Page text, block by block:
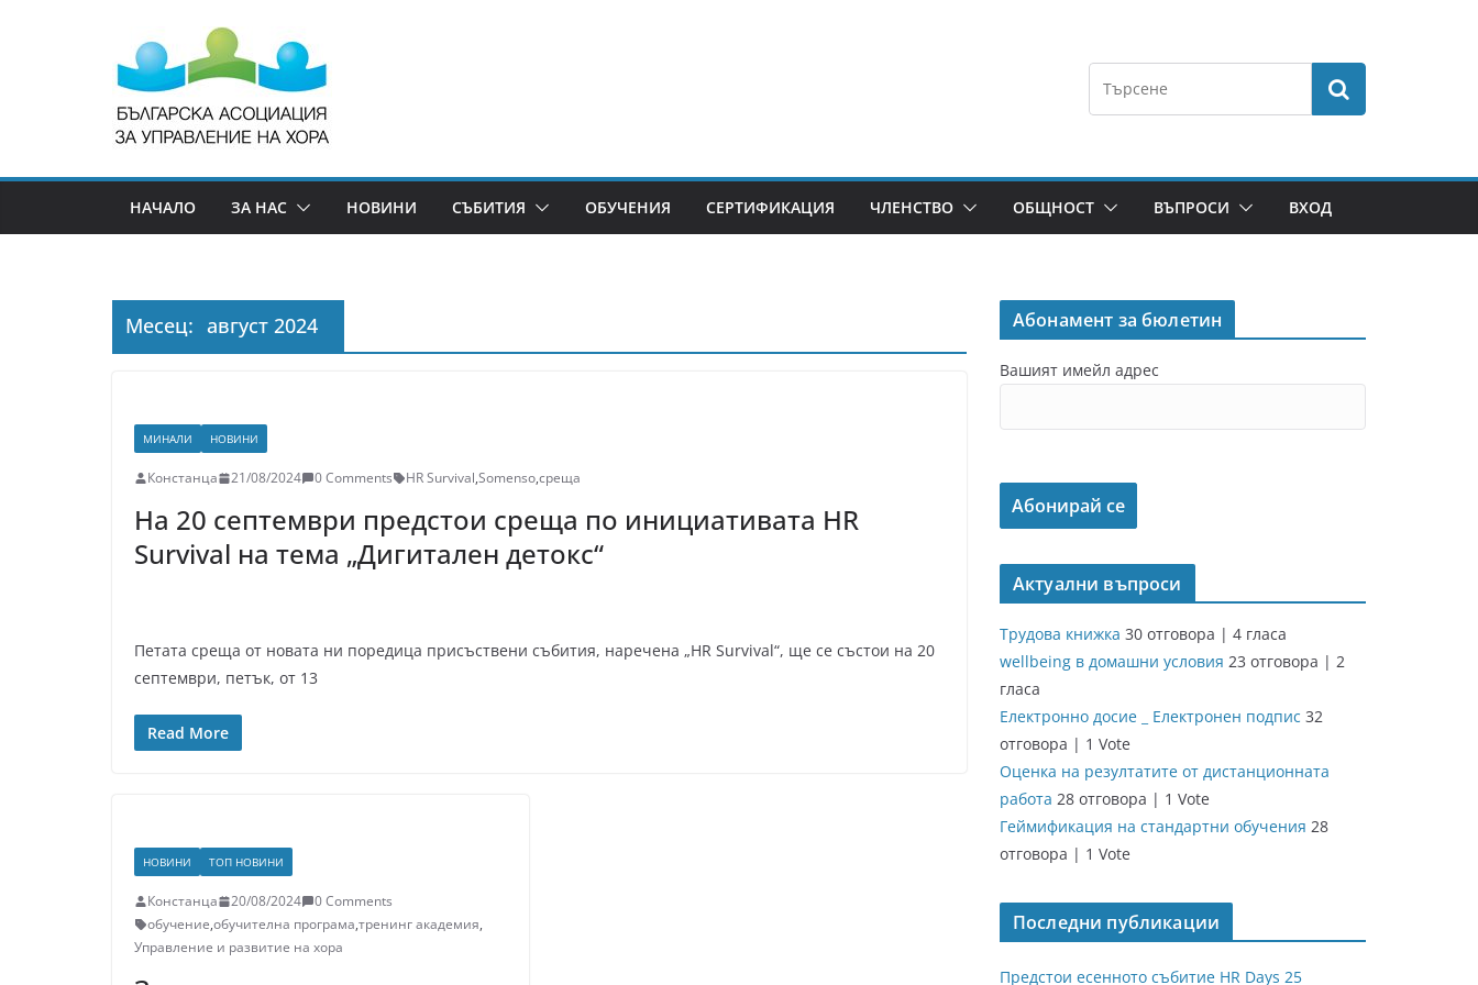
НАЧАЛО ЗА НАС НОВИНИ СЪБИТИЯ ОБУЧЕНИЯ СЕРТИФИКАЦИЯ ЧЛЕНСТВО ОБЩНОСТ ВЪПРОСИ ВХОД
Месец: август 2024
МИНАЛИ НОВИНИ
Констанца 21/08/2024 0 Comments HR Survival,Somenso,среща
На 20 септември предстои среща по инициативата HR
Survival на тема „Дигитален детокс“
Петата среща от новата ни поредица присъствени събития, наречена „HR Survival“, ще се състои на 20
септември, петък, от 13
Read More
НОВИНИ ТОП НОВИНИ
Констанца 20/08/2024
0 Comments
обучение,обучителна програма,тренинг академия,
Управление и развитие на хора
Абонамент за бюлетин
Вашият имейл адрес
Актуални въпроси
Трудова книжка 30 отговора | 4 гласа
wellbeing в домашни условия 23 отговора | 2
гласа
Електронно досие _ Електронен подпис 32
отговора | 1 Vote
Оценка на резултатите от дистанционната
работа 28 отговора | 1 Vote
Геймификация на стандартни обучения 28
отговора | 1 Vote
Последни публикации
Предстои есенното събитие HR Days 25